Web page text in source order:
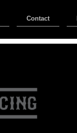
Contact